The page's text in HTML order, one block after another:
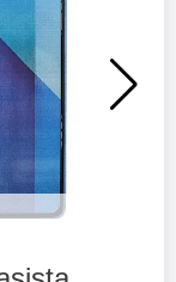
blow